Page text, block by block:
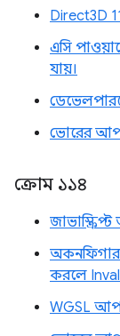
Direct3D
এসি
যায়।
ভোরের
ক্রোম ১১৪
করলে
WGSL